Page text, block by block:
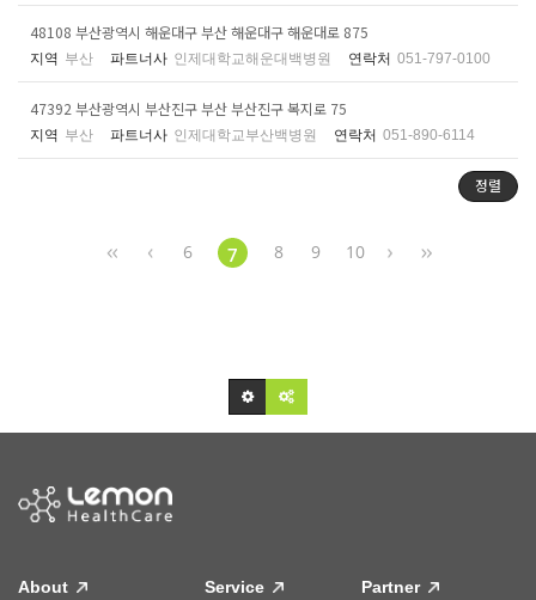
48108 부산광역시 해운대구 부산 해운대구 해운대로 875
지역 부산 파트너사 인제대학교해운대백병원 연락처 051-797-0100
47392 부산광역시 부산진구 부산 부산진구 복지로 75
지역 부산 파트너사 인제대학교부산백병원 연락처 051-890-6114
정렬
6 7 8 9 10
About Service Partner